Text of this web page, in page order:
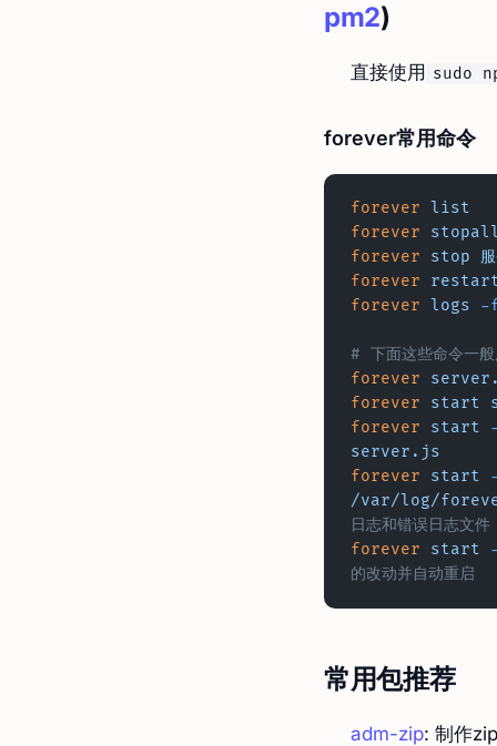
pm2)
直接使用 sudo
forever常用命令
forever list
forever
forever stop
forever
forever logs -
# 下面这些命令一
forever
forever start
forever start
server.js
forever start
/var/log/
日志和错误日志文
forever start
的改动并自动重启
常用包推荐
adm-zip: 制作